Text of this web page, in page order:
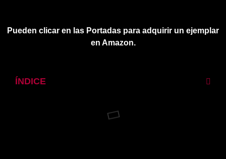
Pueden clicar en las Portadas para adquirir un ejemplar
en Amazon.
ÍNDICE